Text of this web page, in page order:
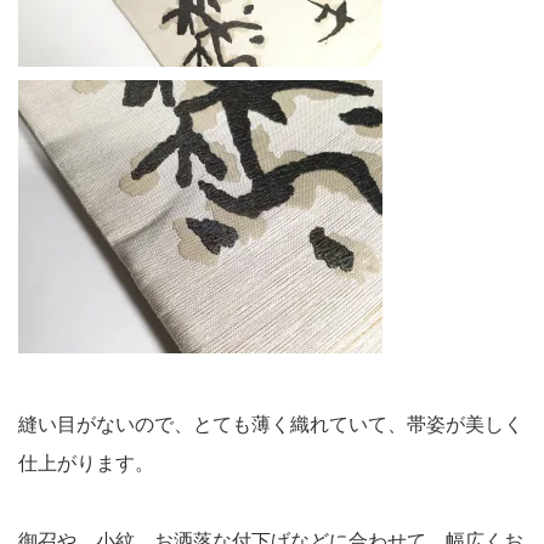
縫い目がないので、とても薄く織れていて、帯姿が美しく
仕上がります。